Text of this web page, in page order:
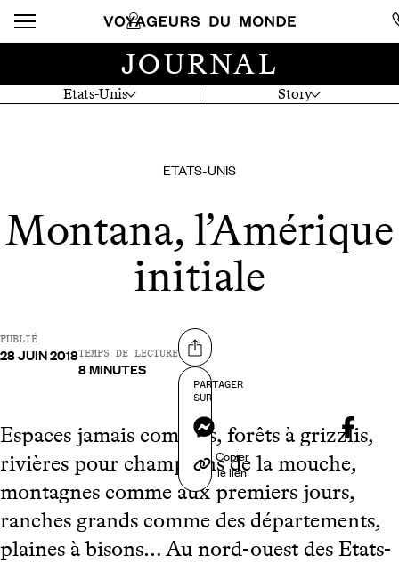
Etats-Unis Story
JOURNAL
ETATS-UNIS
Montana, l’Amérique
initiale
PUBLIÉ
28 JUIN 2018TEMPS DE LECTURE
8 MINUTES
Partager sur
PARTAGER
SUR
Messenger
Copier
le lien
Espaces jamais comptés, forêts à grizzlis,
rivières pour champions de la mouche,
montagnes comme aux premiers jours,
ranches grands comme des départements,
plaines à bisons… Au nord-ouest des Etats-